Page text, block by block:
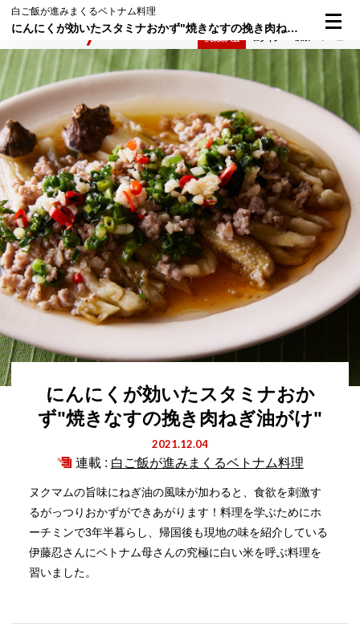
白ご飯が進みまくるベトナム料理
にんにくが効いたスタミナおかず"焼きなすの挽き肉ねぎ油がけ"
にんにくが効いたスタミナおか
ず"焼きなすの挽き肉ねぎ油がけ"
2021.12.04
連載 : 白ご飯が進みまくるベトナム料理
ヌクマムの旨味にねぎ油の風味が加わると、食欲を刺激す
るがっつりおかずができあがります！料理を学ぶためにホ
ーチミンで3年半暮らし、帰国後も現地の味を紹介している
伊藤忍さんにベトナム母さんの究極に白い米を呼ぶ料理を
習いました。